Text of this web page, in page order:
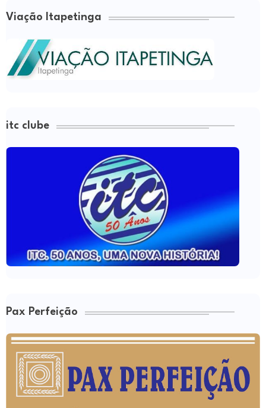
Viação Itapetinga
itc clube
Pax Perfeição